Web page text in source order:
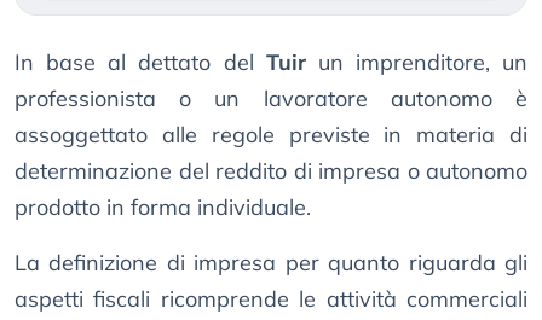
In base al dettato del Tuirun imprenditore, un
professionista o un lavoratore autonomo è
assoggettato alle regole previste in materia di
determinazione del reddito di impresa o autonomo
prodotto in forma individuale.
La definizione di impresa per quanto riguarda gli
aspetti fiscali ricomprende le attività commerciali